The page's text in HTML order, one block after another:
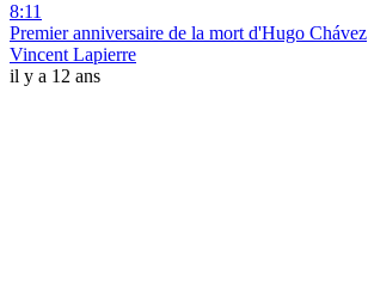
8:11
Premier anniversaire de la mort d'Hugo Chávez
Vincent Lapierre
il y a 12 ans